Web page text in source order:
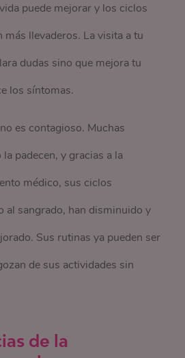
puede mejorar y los ciclos
más llevaderos. La visita a tu
dudas sino que mejora tu
los síntomas.
es contagioso. Muchas
padecen, y gracias a la
médico, sus ciclos
al sangrado, han disminuido y
Sus rutinas ya pueden ser
de sus actividades sin
de la